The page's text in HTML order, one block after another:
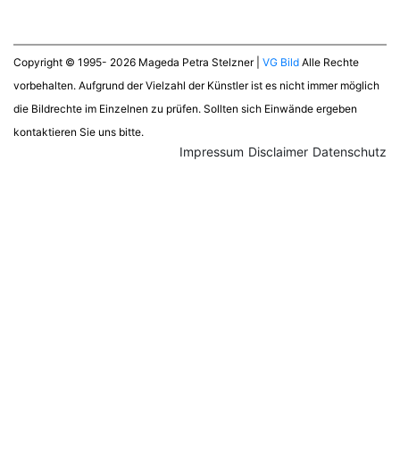
Copyright © 1995- 2026 Mageda Petra Stelzner | VG Bild Alle Rechte
vorbehalten. Aufgrund der Vielzahl der Künstler ist es nicht immer möglich
die Bildrechte im Einzelnen zu prüfen. Sollten sich Einwände ergeben
kontaktieren Sie uns bitte.
Datenschutz
Disclaimer
Impressum